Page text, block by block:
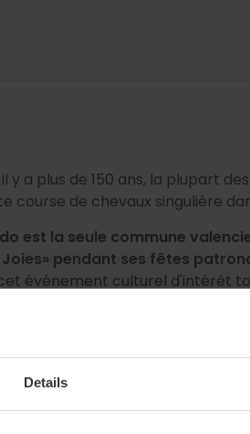
Details
y a plus de 150 ans, la plupart
course de chevaux singulière
est la seule commune
pendant ses fêtes
événement culturel d'intérêt
et sport vous attendent sur la